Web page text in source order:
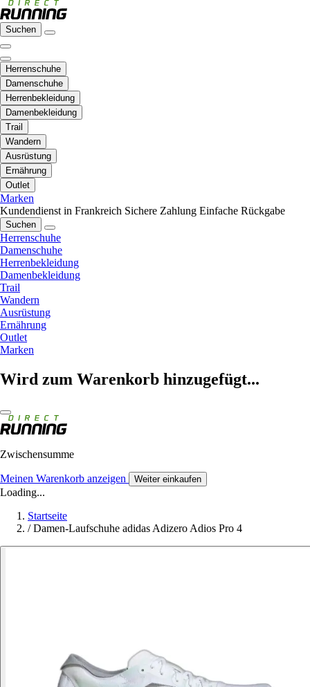
Suchen
Herrenschuhe
Damenschuhe
Herrenbekleidung
Damenbekleidung
Trail
Wandern
Ausrüstung
Ernährung
Outlet
Marken
Kundendienst in Frankreich Sichere Zahlung Einfache Rückgabe
Suchen
Herrenschuhe
Damenschuhe
Herrenbekleidung
Damenbekleidung
Trail
Wandern
Ausrüstung
Ernährung
Outlet
Marken
Wird zum Warenkorb hinzugefügt...
Zwischensumme
Meinen Warenkorb anzeigen Weiter einkaufen
Loading...
Startseite
/ Damen-Laufschuhe adidas Adizero Adios Pro 4